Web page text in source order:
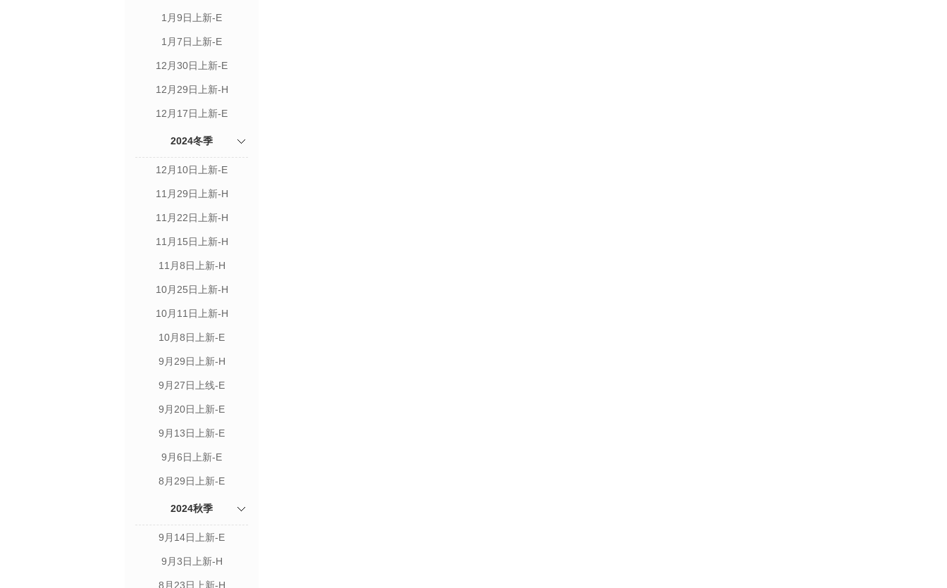
1月9日上新-E
1月7日上新-E
12月30日上新-E
12月29日上新-H
12月17日上新-E
2024冬季
12月10日上新-E
11月29日上新-H
11月22日上新-H
11月15日上新-H
11月8日上新-H
10月25日上新-H
10月11日上新-H
10月8日上新-E
9月29日上新-H
9月27日上线-E
9月20日上新-E
9月13日上新-E
9月6日上新-E
8月29日上新-E
2024秋季
9月14日上新-E
9月3日上新-H
8月23日上新-H